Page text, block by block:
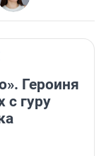
Героиня
с гуру